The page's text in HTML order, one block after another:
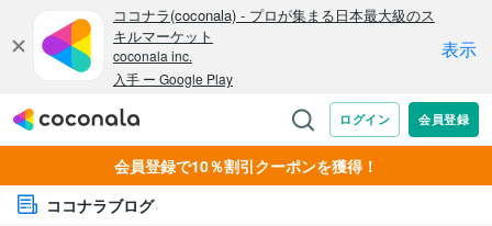
会員登録で10％割引クーポンを獲得！
ココナラブログ